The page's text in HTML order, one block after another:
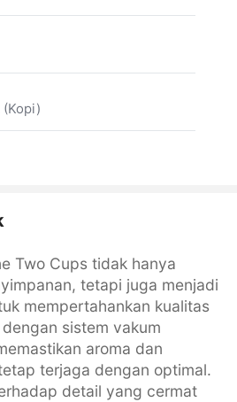
(Kopi)
Two Cups tidak hanya
tetapi juga menjadi
mempertahankan kualitas
sistem vakum
aroma dan
terjaga dengan optimal.
detail yang cermat